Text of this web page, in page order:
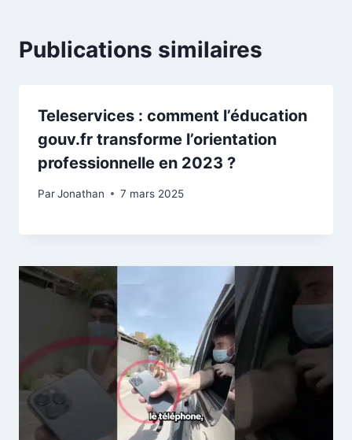
Publications similaires
Teleservices : comment l’éducation
gouv.fr transforme l’orientation
professionnelle en 2023 ?
ParJonathan 7 mars 2025